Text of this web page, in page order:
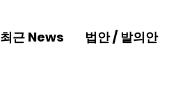
최근 News 법안 / 발의안